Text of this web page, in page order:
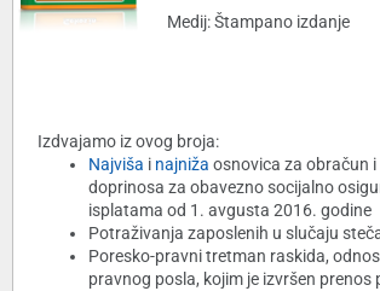
Medij: Štampano izdanje
Izdvajamo iz ovog broja:
Najviša i najniža osnovica za obračun i
doprinosa za obavezno socijalno
isplatama od 1. avgusta 2016. godine
Potraživanja zaposlenih u slučaju
Poresko-pravni tretman raskida,
pravnog posla, kojim je izvršen prenos